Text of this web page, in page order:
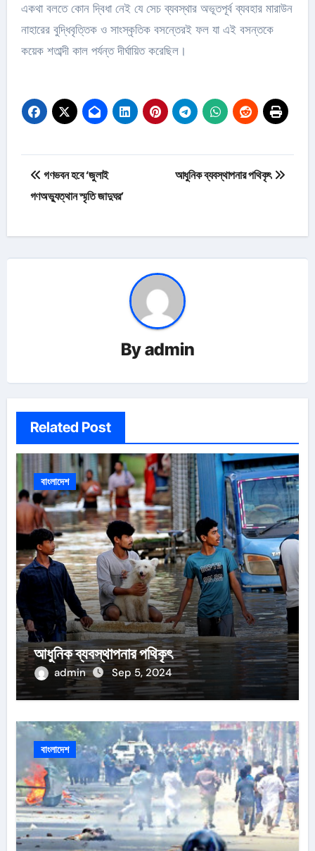
একথা বলতে কোন দ্বিধা নেই যে সেচ ব্যবস্থার অভূতপূর্ব ব্যবহার মারাউন
নাহারের বুদ্ধিবৃত্তিক ও সাংস্কৃতিক বসন্তেরই ফল যা এই বসন্তকে
কয়েক শতাব্দী কাল পর্যন্ত দীর্ঘায়িত করেছিল।
Post
navigation
গণভবন হবে ‘জুলাই
গণঅভ্যুত্থান স্মৃতি জাদুঘর’
আধুনিক ব্যবস্থাপনার পথিকৃৎ
Byadmin
Related Post
বাংলাদেশ
আধুনিক ব্যবস্থাপনার পথিকৃৎ
admin Sep 5, 2024
বাংলাদেশ